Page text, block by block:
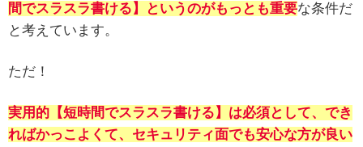
間でスラスラ書ける】というのがもっとも重要な条件だ
と考えています。
ただ！
実用的 【短時間でスラスラ書ける 】 は必須として、でき
ればかっこよくて、セキュリティ面でも安心な方が良い